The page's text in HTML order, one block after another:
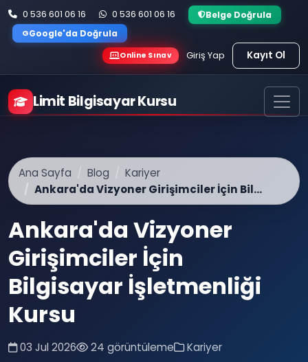
0 536 601 06 16 0 536 601 06 16 Belge Doğrula
GGoogle'da Doğrula
Online Sınav Giriş Yap Kayıt Ol
Limit Bilgisayar Kursu
Ana Sayfa Blog
Kariyer
Ankara'da Vizyoner Girişimciler İçin Bil...
Ankara'da Vizyoner
Girişimciler İçin
Bilgisayar İşletmenliği
Kursu
03 Jul 2026 24 görüntüleme Kariyer